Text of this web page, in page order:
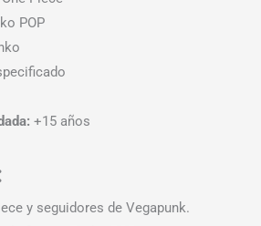
POP
+15 años
y seguidores de Vegapunk.